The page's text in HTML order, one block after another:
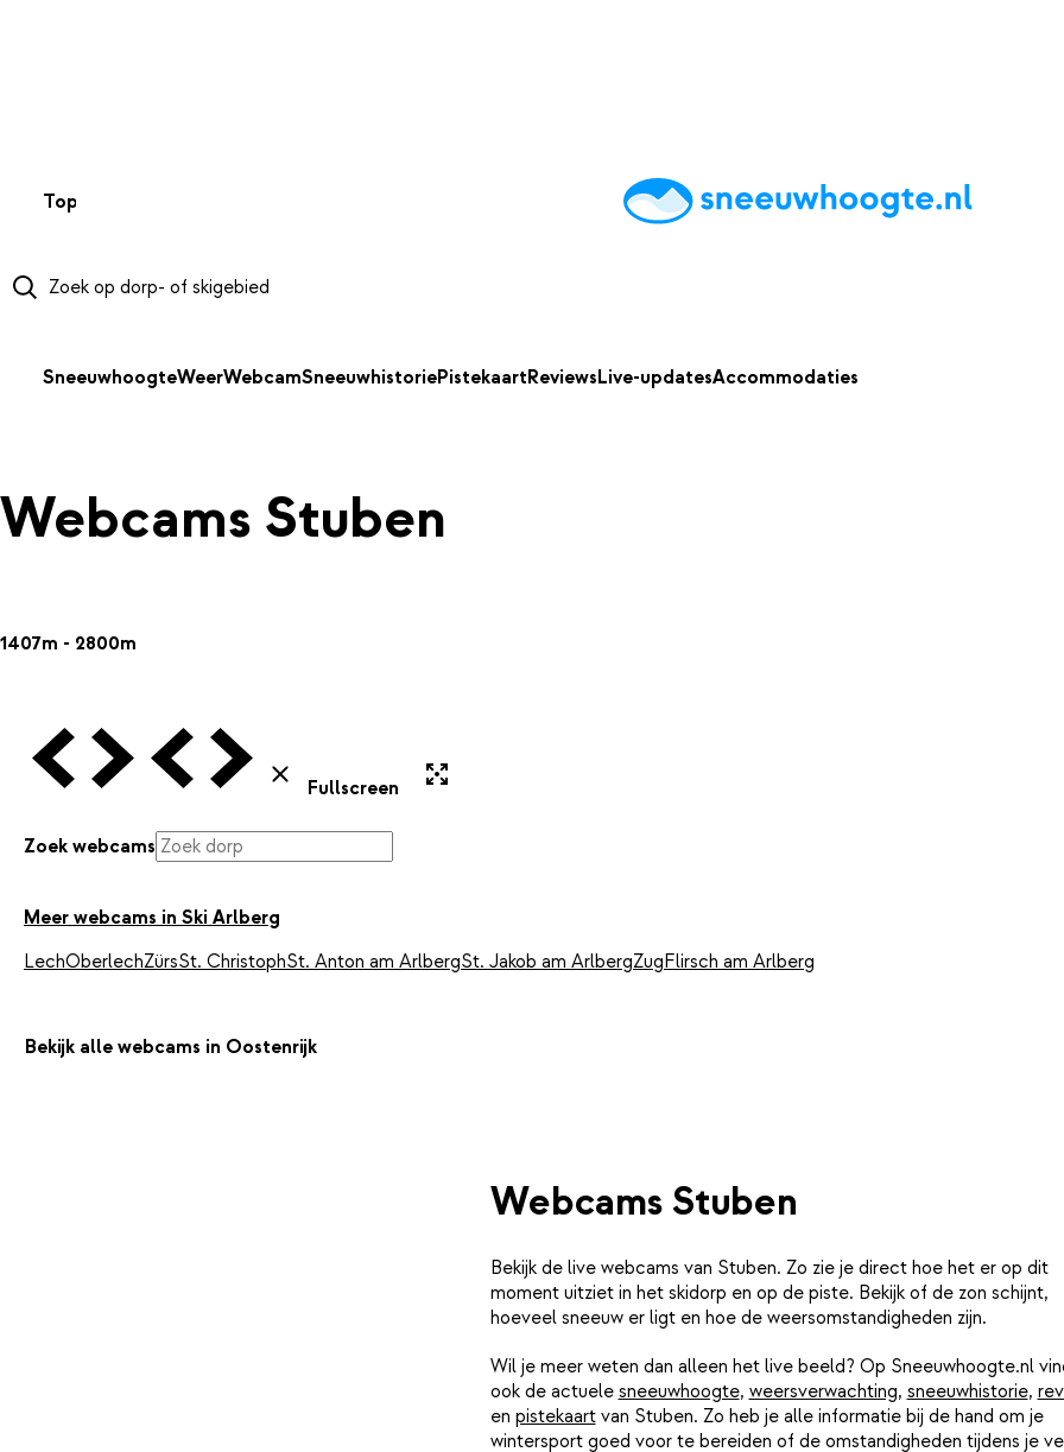
Top 50 AccommodatiesTipsReviewsLive updatesApp
SneeuwhoogteWeerWebcamSneeuwhistoriePistekaartReviewsLive-updatesAccommodaties
Webcams Stuben
1407m - 2800m
Vorige Webcam
Volgende Webcam
Vorige Webcam
Volgende Webcam
Sluiten
Fullscreen
Zoek webcams
Meer webcams in Ski Arlberg
LechOberlechZürsSt. ChristophSt. Anton am ArlbergSt. Jakob am ArlbergZugFlirsch am Arlberg
Bekijk alle webcams in Oostenrijk
Webcams Stuben
Bekijk de live webcams van Stuben. Zo zie je direct hoe het er op dit
moment uitziet in het skidorp en op de piste. Bekijk of de zon schijnt,
hoeveel sneeuw er ligt en hoe de weersomstandigheden zijn.
Wil je meer weten dan alleen het live beeld? Op Sneeuwhoogte.nl
ook de actuele sneeuwhoogte, weersverwachting, sneeuwhistorie,
en pistekaartvan Stuben. Zo heb je alle informatie bij de hand om je
wintersport goed voor te bereiden of de omstandigheden tijdens je